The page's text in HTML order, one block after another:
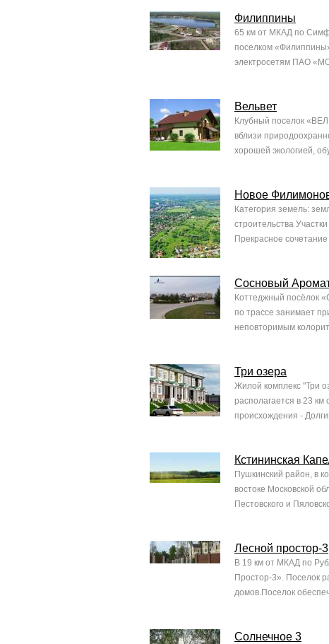
Филиппины
65 км от МКАД по
поселком
электросетям ПАО
Вельвет
Клубный поселок
вблизи
хорошей экологией,
Новое
Категория земель:
строительства
Прекрасное
Сосновый
Коттеджный посёлок
по трассе занимает
неповторимым
Три озера
Жилой комплекс "Три
располагается в 23
происхождения -
Кстининская
Пушкинский район, в
востоке Московской
Пестовского и
Лесной простор-3
В 19 км от МКАД по
Простор-3». Поселок
домов.Поселок
Солнечное 3